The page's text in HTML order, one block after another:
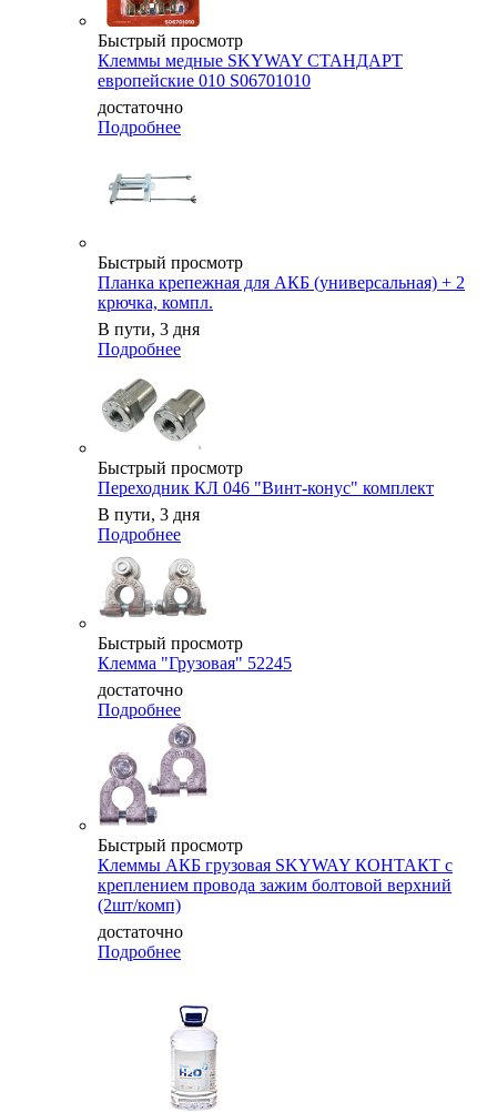
Быстрый просмотр
Клеммы медные SKYWAY СТАНДАРТ
европейские 010 S06701010
достаточно
Подробнее
Быстрый просмотр
Планка крепежная для АКБ (универсальная) + 2
крючка, компл.
В пути, 3 дня
Подробнее
Быстрый просмотр
Переходник КЛ 046 "Винт-конус" комплект
В пути, 3 дня
Подробнее
Быстрый просмотр
Клемма "Грузовая" 52245
достаточно
Подробнее
Быстрый просмотр
Клеммы АКБ грузовая SKYWAY КОНТАКТ с
креплением провода зажим болтовой верхний
(2шт/комп)
достаточно
Подробнее